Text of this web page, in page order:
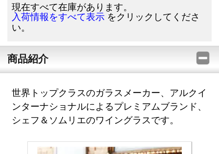
現在すべて在庫があります。
入荷情報をすべて表示 をクリックしてくださ
い。
商品紹介
世界トップクラスのガラスメーカー、アルクイ
ンターナショナルによるプレミアムブランド、
シェフ＆ソムリエのワイングラスです。